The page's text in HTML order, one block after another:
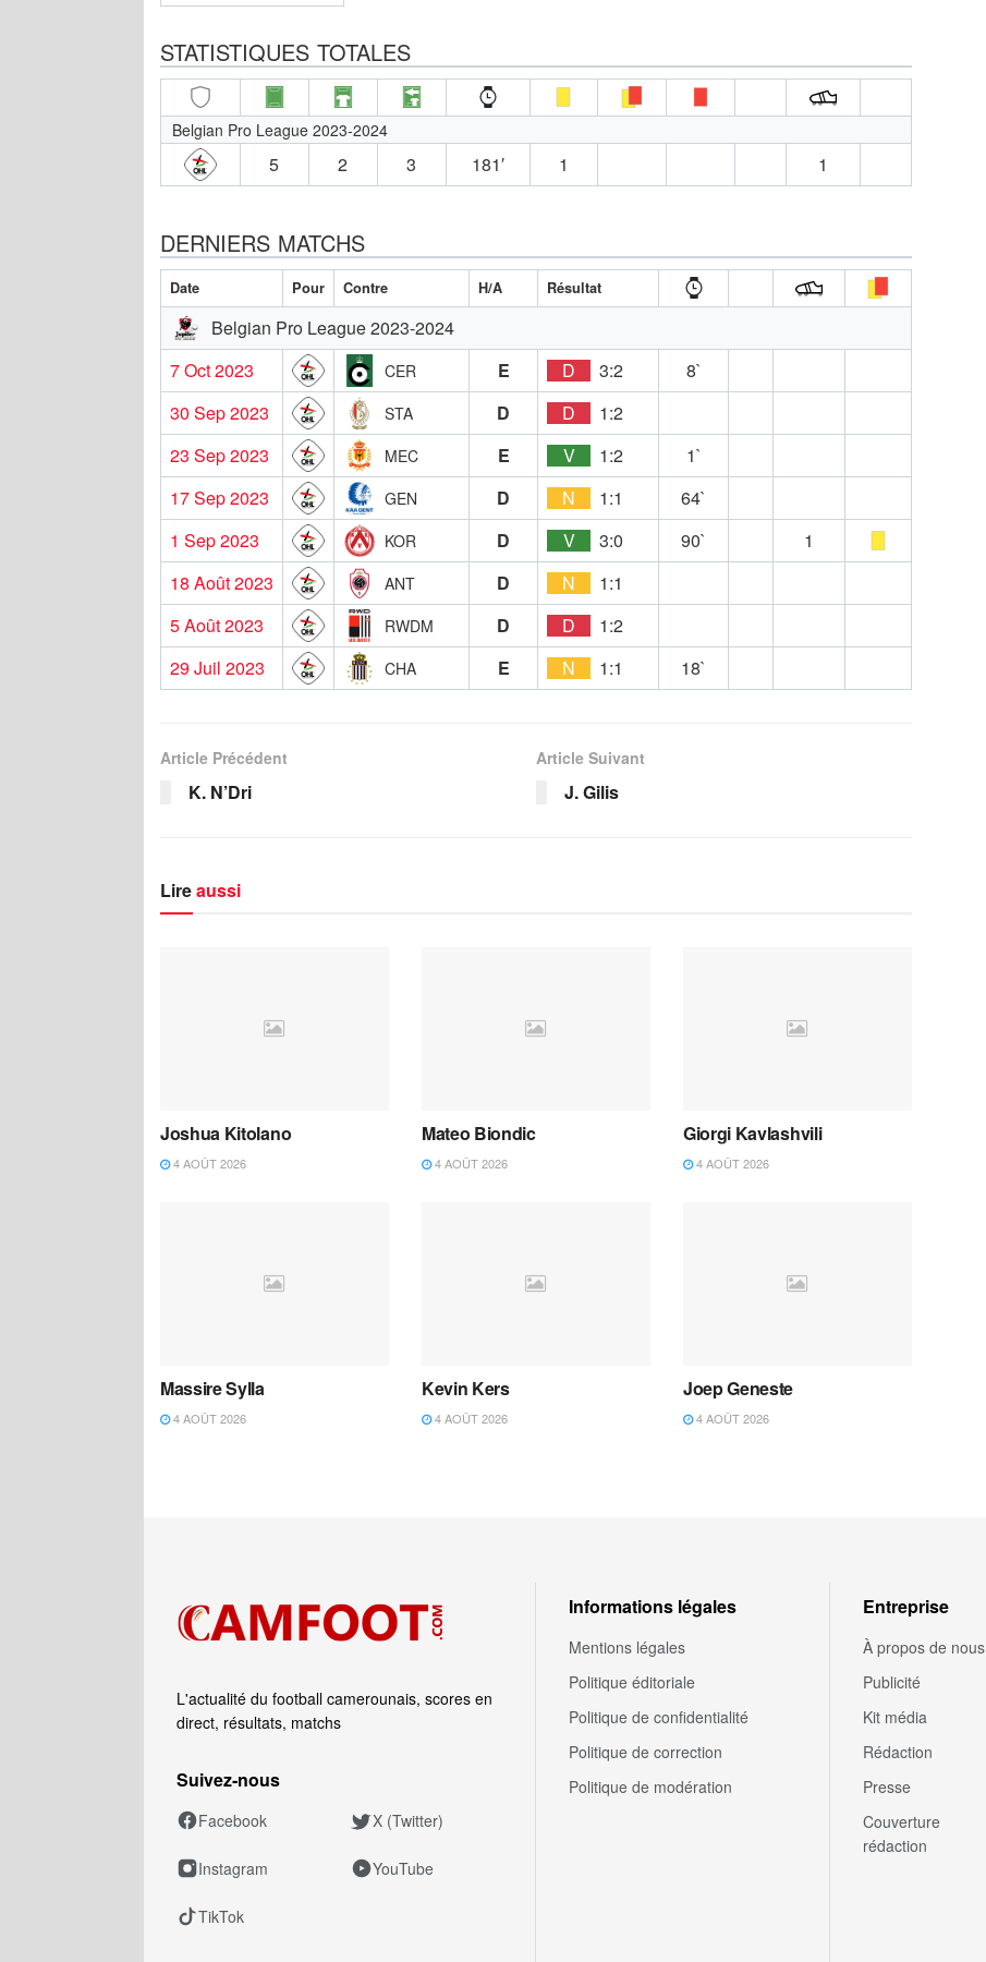
STATISTIQUES TOTALES
Belgian Pro League 2023-2024
5 2 3 181′ 1 1
DERNIERS MATCHS
Date Pour Contre H/A Résultat
Belgian Pro League 2023-2024
7 Oct 2023
CER E D 3:2
8`
30 Sep 2023
STA D D
1:2
23 Sep 2023
MEC E V 1:2
1`
17 Sep 2023
GEN D N 1:1
64`
1 Sep 2023
KOR D V 3:0 90`
1
18 Août 2023
ANT D N
1:1
5 Août 2023
RWDM D D
1:2
29 Juil 2023
CHA E N 1:1 18`
Article Précédent
K. N’Dri
Article Suivant
J. Gilis
Lireaussi
Joshua Kitolano
4 AOÛT 2026
Mateo Biondic
4 AOÛT 2026
Giorgi Kavlashvili
4 AOÛT 2026
Massire Sylla
4 AOÛT 2026
Kevin Kers
4 AOÛT 2026
Joep Geneste
4 AOÛT 2026
L'actualité du football camerounais, scores en
direct, résultats, matchs
Suivez‑nous
Facebook X (Twitter)
Instagram YouTube
TikTok
Informations légales
Mentions légales
Politique éditoriale
Politique de confidentialité
Politique de correction
Politique de modération
Entreprise
À propos de nous
Publicité
Kit média
Rédaction
Presse
Couverture
rédaction